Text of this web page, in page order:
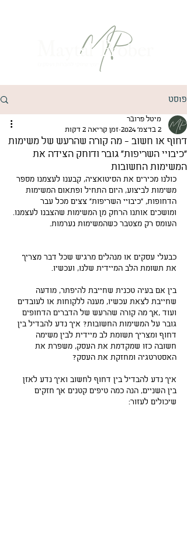
פוסט
דחוף או חשוב - מה קורה שהרעש של משימות
"כיבויי השריפות" גובר ודוחק הצידה את
המשימות החשובות
מיטל פרובר
2 בדצמ׳ 2024
זמן קריאה 2 דקות
כולנו מכירים את הסיטואציה, קבענו לעצמנו מספר
משימות לביצוע, היום התחיל ופתאום המשימות
הדחופות, "כיבויי השריפות" צצים מכל עבר
ומושכים אותנו הרחק מן המשימות שהצבנו לעצמנו.
העומס רק מצטבר כשהמשימות נערמות.
כבעלי עסקים או מנהלים מרגיש שכל דבר מצריך
את תשומת הלב המיידית שלנו, ועכשיו.
בין אם בעיה טכנית שחייבת להיפתר, מודעה
שחייבת לצאת עכשיו, מענה ללקוחות או לעובדים
ועוד ,אך מה קורה שהרעש של הדברים הדחופים
גובר על המשימות החשובות? איך נדע להבדיל בין
דחוף ומצריך תשומת לב מיידית לבין משימה
חשובה כזו שמקדמת את העסק, משפרת את
האסטרטגיה ומחזקת את העסק?
איך נדע להבדיל בין דחוף לחשוב ואיך נדע לאזן
בין השניים, הנה כמה טיפים קטנים אך חזקים
שיכולים לעזור: